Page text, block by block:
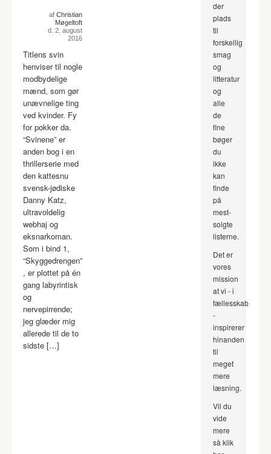
af Christian
Møgeltoft
d. 2. august
2016
Titlens svin
henviser til nogle
modbydelige
mænd, som gør
unævnelige ting
ved kvinder. Fy
for pokker da.
“Svinene” er
anden bog i en
thrillerserie med
den kattesnu
svensk-jødiske
Danny Katz,
ultravoldelig
webhaj og
eksnarkoman.
Som i bind 1,
“Skyggedrengen”
, er plottet på én
gang labyrintisk
og
nervepirrende;
jeg glæder mig
allerede til de to
sidste […]
der
plads
til
forskellig
smag
og
litteratur
og
alle
de
fine
bøger
du
ikke
kan
finde
på
mest-
solgte
listerne.
Det er
vores
mission
at vi - i
fællesskab
-
inspirerer
hinanden
til
meget
mere
læsning.
Vil du
vide
mere
så klik